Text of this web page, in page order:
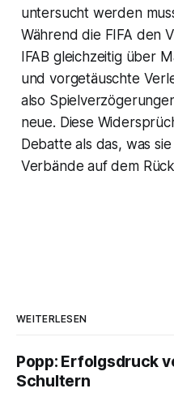
untersucht werden
Während die FIFA den
IFAB gleichzeitig über
und vorgetäuschte
also
neue. Diese
Debatte als das, was
Verbände auf dem
WEITERLESEN
Popp: Erfolgsdruck
Schultern